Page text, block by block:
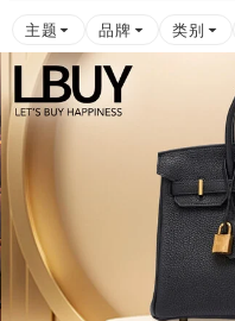
主题 品牌 类别